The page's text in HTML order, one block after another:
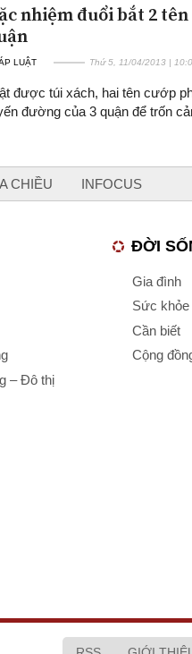
nhiệm đuổi bắt 2
LUẬT Thứ 5, 11/04/2013 |
được túi xách, hai tên cướp
đường của 3 quận để trốn
CHIỀU INFOCUS
– Đô thị
ĐỜI
Gia đình
Sức khỏe
Cần biết
Cộng